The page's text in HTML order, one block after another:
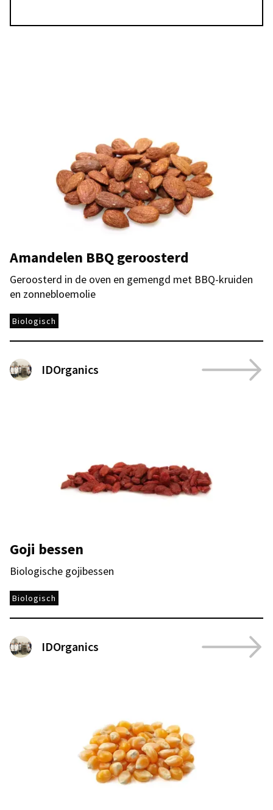
Amandelen BBQ geroosterd
Geroosterd in de oven en gemengd met BBQ-kruiden
en zonnebloemolie
Biologisch
IDOrganics
Goji bessen
Biologische gojibessen
Biologisch
IDOrganics